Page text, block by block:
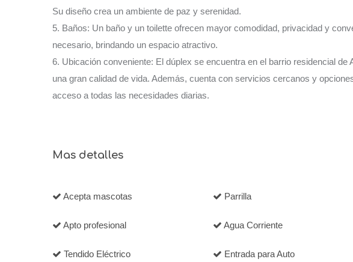
Su diseño crea un ambiente de paz y serenidad.
5. Baños: Un baño y un toilette ofrecen mayor comodidad, privacidad y
necesario, brindando un espacio atractivo.
6. Ubicación conveniente: El dúplex se encuentra en el barrio residencial de
una gran calidad de vida. Además, cuenta con servicios cercanos y
acceso a todas las necesidades diarias.
Mas detalles
Acepta mascotas Parrilla
Apto profesional Agua Corriente
Tendido Eléctrico Entrada para Auto